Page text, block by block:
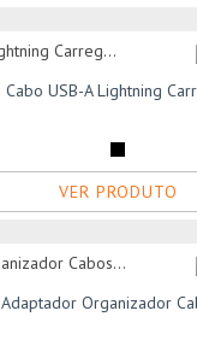
Cabo USB-A Lightning
VER PRODUTO
Adaptador Organizador